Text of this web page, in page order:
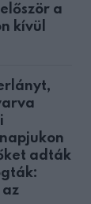
a
kívül
adták
az